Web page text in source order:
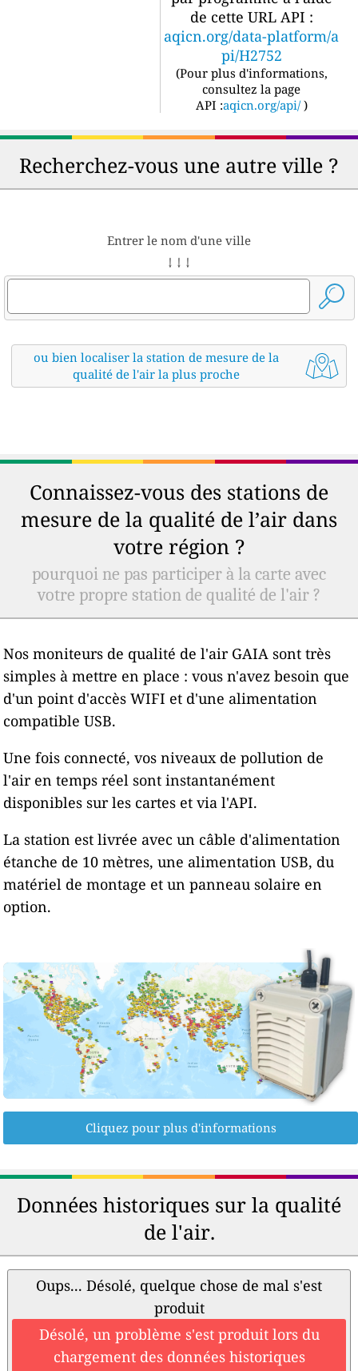
de cette URL API :
aqicn.org/data-platform/a
pi/H2752
(Pour plus d'informations,
consultez la page
API :aqicn.org/api/ )
Recherchez-vous une autre ville ?
Entrer le nom d'une ville
↓ ↓ ↓
ou bien localiser la station de mesure de la
qualité de l'air la plus proche
Connaissez-vous des stations de
mesure de la qualité de l’air dans
votre région ?
pourquoi ne pas participer à la carte avec
votre propre station de qualité de l'air ?
Nos moniteurs de qualité de l'air GAIA sont très
simples à mettre en place : vous n'avez besoin que
d'un point d'accès WIFI et d'une alimentation
compatible USB.
Une fois connecté, vos niveaux de pollution de
l'air en temps réel sont instantanément
disponibles sur les cartes et via l'API.
La station est livrée avec un câble d'alimentation
étanche de 10 mètres, une alimentation USB, du
matériel de montage et un panneau solaire en
option.
Cliquez pour plus d'informations
Données historiques sur la qualité
de l'air.
Oups... Désolé, quelque chose de mal s'est
produit
Désolé, un problème s'est produit lors du
chargement des données historiques